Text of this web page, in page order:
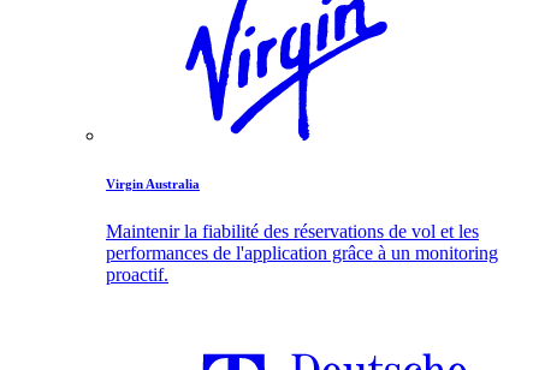
Virgin Australia
Maintenir la fiabilité des réservations de vol et les
performances de l'application grâce à un monitoring
proactif.